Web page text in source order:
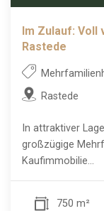
Im Zulauf:
Rastede
Rastede
In attraktiver
großzügige
Kaufimmobilie...
750 m²